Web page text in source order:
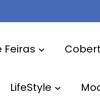
Feiras
LifeStyle